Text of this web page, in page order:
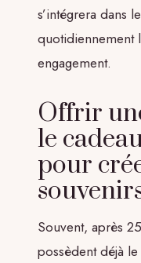
s’intégrera dans
quotidiennement
engagement.
Offrir
le
pour
Souvent, après
possèdent déjà